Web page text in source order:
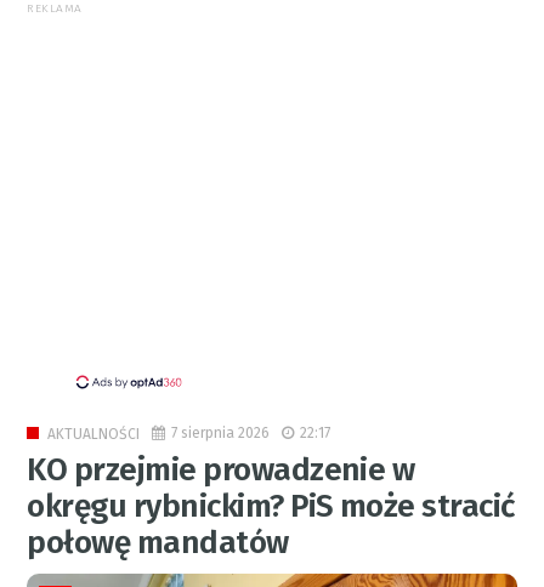
REKLAMA
AKTUALNOŚCI 7 sierpnia 2026 22:17
KO przejmie prowadzenie w
okręgu rybnickim? PiS może stracić
połowę mandatów